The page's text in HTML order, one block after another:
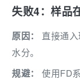
失败4：样品
原因：
直接通
水分。
规避：
使用FD